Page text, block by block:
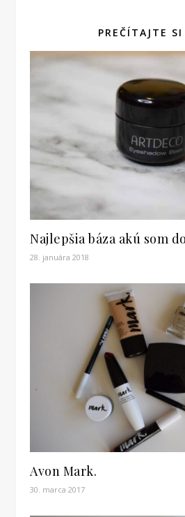
PREČÍTAJTE
Najlepšia báza akú som
28. januára 2018
Avon Mark.
30. marca 2017